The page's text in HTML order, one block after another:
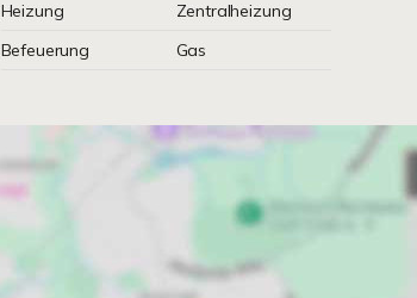
Heizung
Zentralheizung
Befeuerung
Gas